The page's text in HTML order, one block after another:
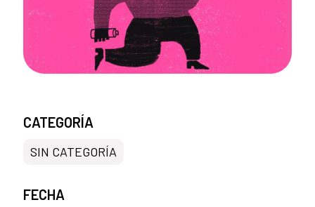
CATEGORÍA
SIN CATEGORÍA
FECHA